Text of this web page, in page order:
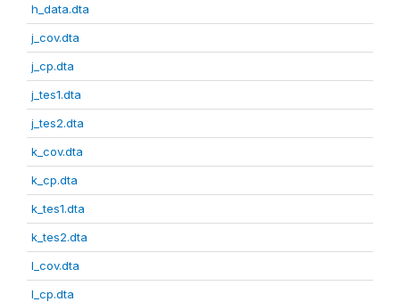
h_data.dta
j_cov.dta
j_cp.dta
j_tes1.dta
j_tes2.dta
k_cov.dta
k_cp.dta
k_tes1.dta
k_tes2.dta
l_cov.dta
l_cp.dta